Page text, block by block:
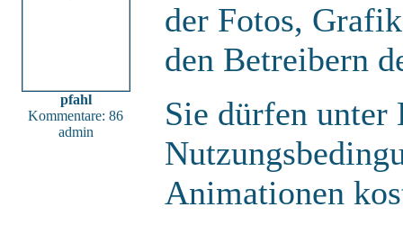
pfahl
Kommentare: 86
admin
der Fotos,
den Betreibern
Sie dürfen unter
Animationen